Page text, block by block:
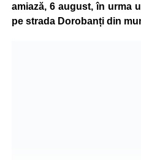
amiază, 6 august, în urma
pe strada Dorobanți din